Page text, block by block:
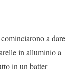
a dare
in alluminio a
in un batter